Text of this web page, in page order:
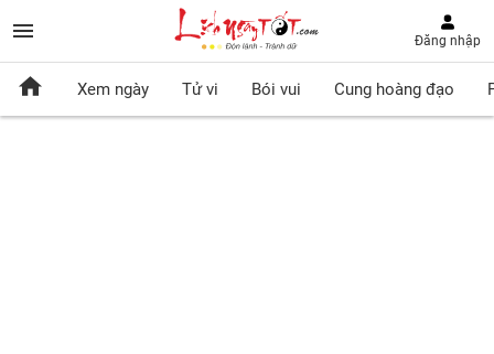
Đăng nhập
Xem ngày Tử vi Bói vui Cung hoàng đạo